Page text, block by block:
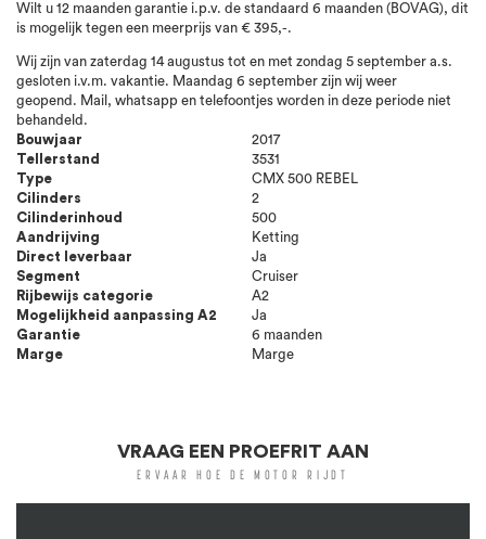
Wilt u 12 maanden garantie i.p.v. de standaard 6 maanden (BOVAG), dit
is mogelijk tegen een meerprijs van € 395,-.
Wij zijn van zaterdag 14 augustus tot en met zondag 5 september a.s.
gesloten i.v.m. vakantie. Maandag 6 september zijn wij weer
geopend. Mail, whatsapp en telefoontjes worden in deze periode niet
behandeld.
Bouwjaar
2017
Tellerstand
3531
Type
CMX 500 REBEL
Cilinders
2
Cilinderinhoud
500
Aandrijving
Ketting
Direct leverbaar
Ja
Segment
Cruiser
Rijbewijs categorie
A2
Mogelijkheid aanpassing A2
Ja
Garantie
6 maanden
Marge
Marge
VRAAG EEN PROEFRIT AAN
ERVAAR HOE DE MOTOR RIJDT